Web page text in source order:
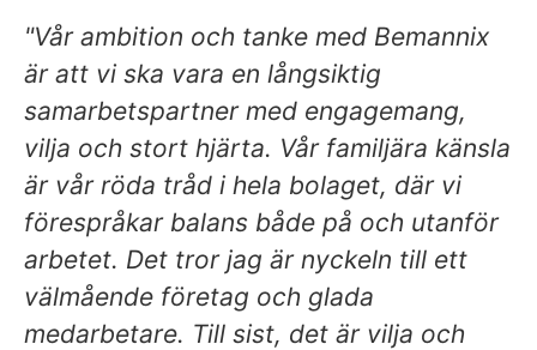
"Vår ambition och tanke med Bemannix
är att vi ska vara en långsiktig
samarbetspartner med engagemang,
vilja och stort hjärta. Vår familjära känsla
är vår röda tråd i hela bolaget, där vi
förespråkar balans både på och utanför
arbetet. Det tror jag är nyckeln till ett
välmående företag och glada
medarbetare. Till sist, det är vilja och